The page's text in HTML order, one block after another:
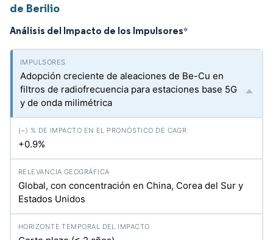
de Berilio
Análisis del Impacto de los Impulsores*
Adopción creciente de aleaciones de Be-Cu en
filtros de radiofrecuencia para estaciones base 5G
y de onda milimétrica
+0.9%
Global, con concentración en China, Corea del Sur y
Estados Unidos